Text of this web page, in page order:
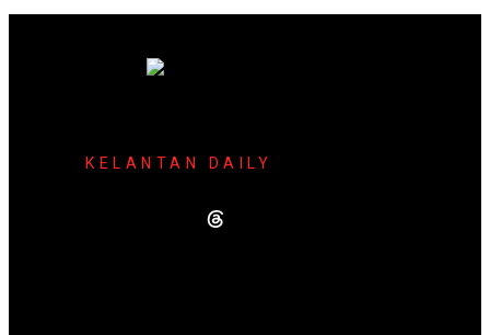
KELANTAN DAILY